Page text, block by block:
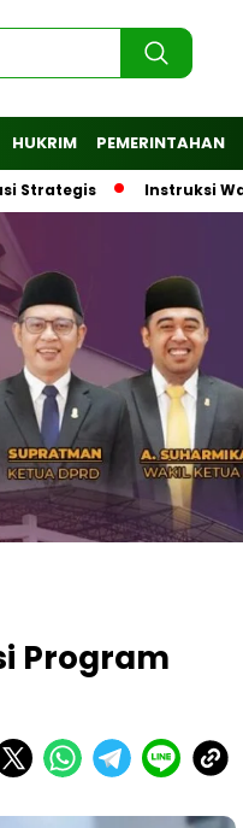
HUKRIM PEMERINTAHAN
Instruksi Wali Kota
Program